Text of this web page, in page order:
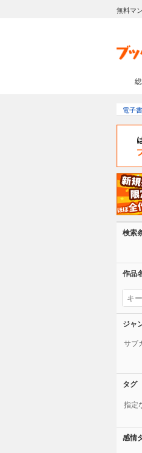
無料マ
電子
検索
作品
ジャ
サブ
タグ
指定
感情